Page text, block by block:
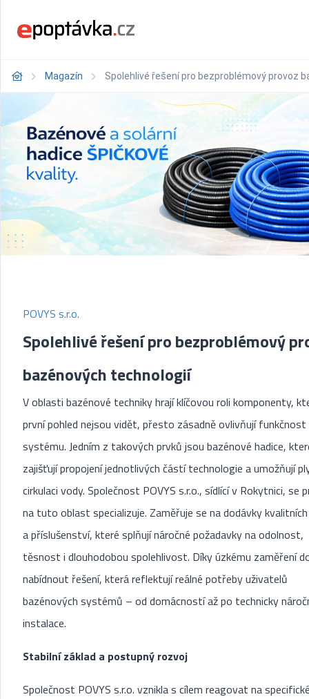
Magazín Spolehlivé řešení pro bezproblémový provoz
POVYS s.r.o.
Spolehlivé řešení pro bezproblémový
bazénových technologií
V oblasti bazénové techniky hrají klíčovou roli komponenty,
první pohled nejsou vidět, přesto zásadně ovlivňují funkčnost
systému. Jedním z takových prvků jsou bazénové hadice,
zajišťují propojení jednotlivých částí technologie a umožňují
cirkulaci vody. Společnost POVYS s.r.o., sídlící v Rokytnici, se
na tuto oblast specializuje. Zaměřuje se na dodávky
a příslušenství, které splňují náročné požadavky na odolnost,
těsnost i dlouhodobou spolehlivost. Díky úzkému zaměření
nabídnout řešení, která reflektují reálné potřeby uživatelů
bazénových systémů – od domácností až po technicky
instalace.
Stabilní základ a postupný rozvoj
Společnost POVYS s.r.o. vznikla s cílem reagovat na